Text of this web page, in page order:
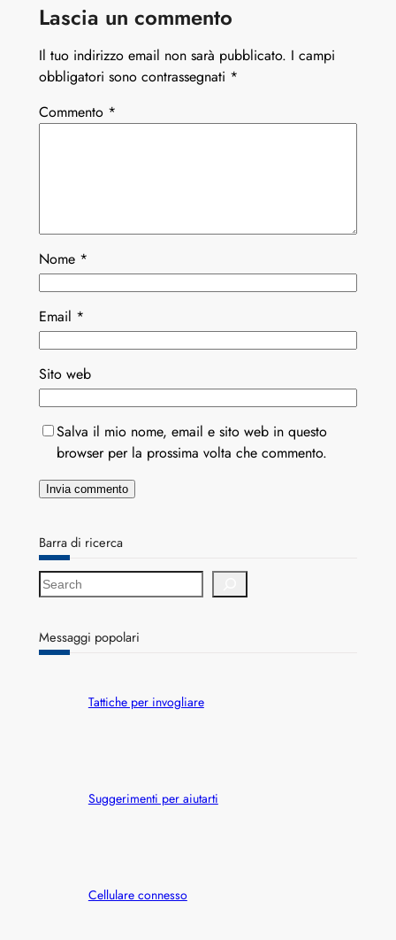
Lascia un commento
Il tuo indirizzo email non sarà pubblicato. I campi
obbligatori sono contrassegnati *
Commento *
Nome *
Email *
Sito web
Salva il mio nome, email e sito web in questo
browser per la prossima volta che commento.
Barra di ricerca
S
e
r
c
Messaggi popolari
Tattiche per invogliare
Suggerimenti per aiutarti
Cellulare connesso